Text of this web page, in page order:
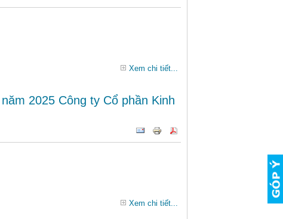
Xem chi tiết...
2025 Công ty Cổ phần Kinh
Xem chi tiết...